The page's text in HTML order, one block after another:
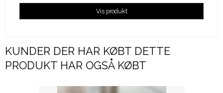
Vis produkt
KUNDER DER HAR KØBT DETTE
PRODUKT HAR OGSÅ KØBT